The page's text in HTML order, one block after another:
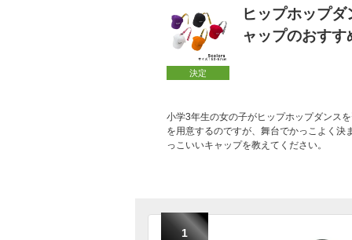
決定
ヒップホップ
ャップのおすす
小学3年生の女の子がヒップホップダンス
を用意するのですが、舞台でかっこよく
っこいいキャップを教えてください。
1